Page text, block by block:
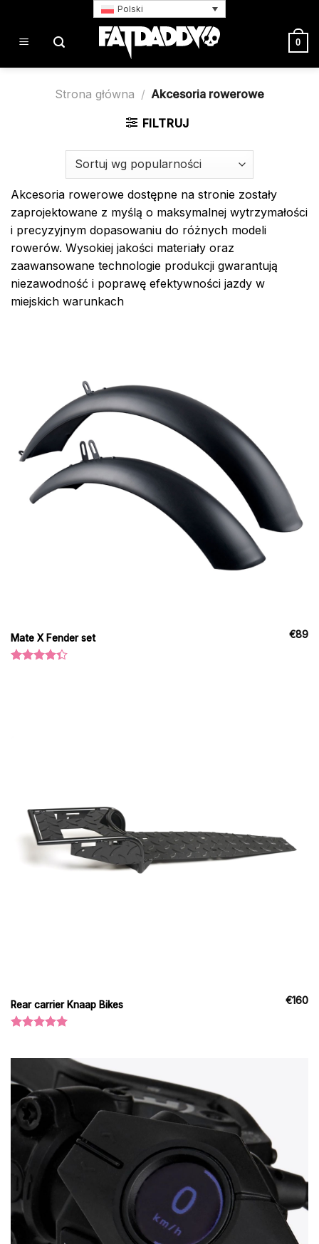
zawartości
Polski
0
Strona główna / Akcesoria rowerowe
FILTRUJ
Akcesoria rowerowe dostępne na stronie zostały
zaprojektowane z myślą o maksymalnej wytrzymałości
i precyzyjnym dopasowaniu do różnych modeli
rowerów. Wysokiej jakości materiały oraz
zaawansowane technologie produkcji gwarantują
niezawodność i poprawę efektywności jazdy w
miejskich warunkach
Mate X Fender set €89
Rear carrier Knaap Bikes €160